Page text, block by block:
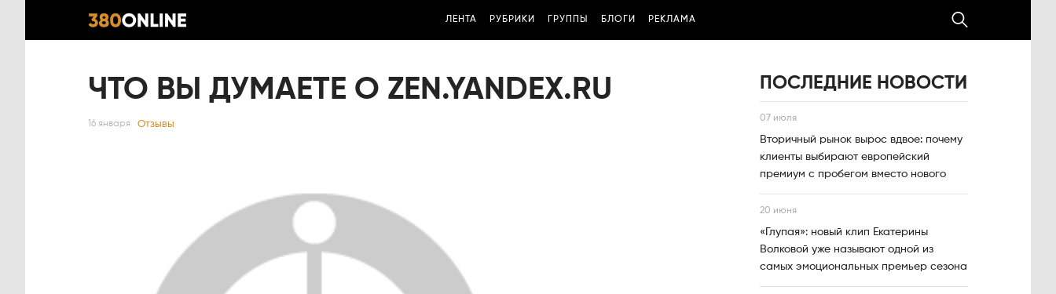
ЛЕНТА РУБРИКИ ГРУППЫ БЛОГИ РЕКЛАМА
ЧТО ВЫ ДУМАЕТЕ О ZEN.YANDEX.RU
16 января Отзывы
ПОСЛЕДНИЕ НОВОСТИ
07 июля
Вторичный рынок вырос вдвое: почему
клиенты выбирают европейский
премиум с пробегом вместо нового
20 июня
«Глупая»: новый клип Екатерины
Волковой уже называют одной из
самых эмоциональных премьер сезона